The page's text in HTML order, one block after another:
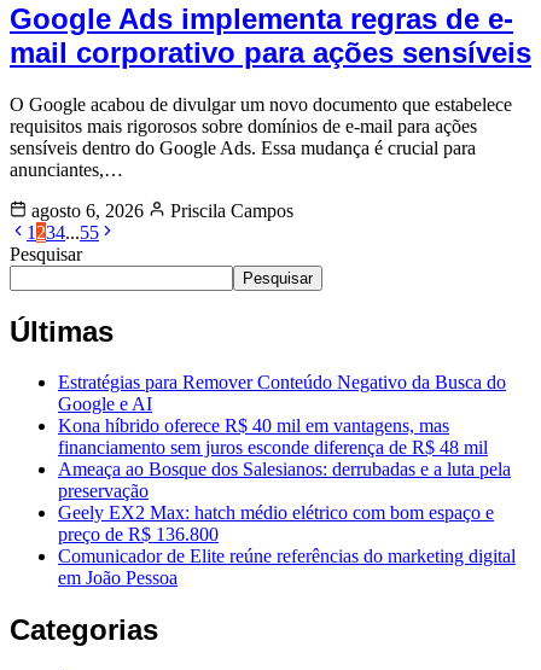
Google Ads implementa regras de e-
mail corporativo para ações sensíveis
O Google acabou de divulgar um novo documento que estabelece
requisitos mais rigorosos sobre domínios de e-mail para ações
sensíveis dentro do Google Ads. Essa mudança é crucial para
anunciantes,…
agosto 6, 2026
Priscila Campos
1 234...55
Pesquisar
Pesquisar
Últimas
Estratégias para Remover Conteúdo Negativo da Busca do
Google e AI
Kona híbrido oferece R$ 40 mil em vantagens, mas
financiamento sem juros esconde diferença de R$ 48 mil
Ameaça ao Bosque dos Salesianos: derrubadas e a luta pela
preservação
Geely EX2 Max: hatch médio elétrico com bom espaço e
preço de R$ 136.800
Comunicador de Elite reúne referências do marketing digital
em João Pessoa
Categorias